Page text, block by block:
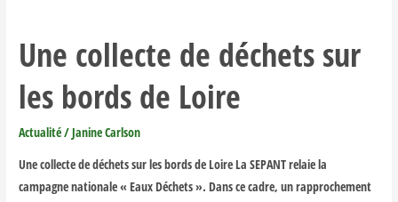
Une collecte de déchets sur
les bords de Loire
Actualité/Janine Carlson
Une collecte de déchets sur les bords de Loire La SEPANT relaie la
campagne nationale « Eaux Déchets ». Dans ce cadre, un rapprochement
de
déchets
sur
bords
de
Loire